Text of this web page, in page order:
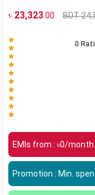
৳ 23,323.00 BDT
0
EMIs from : ৳0/month
Promotion : Min.